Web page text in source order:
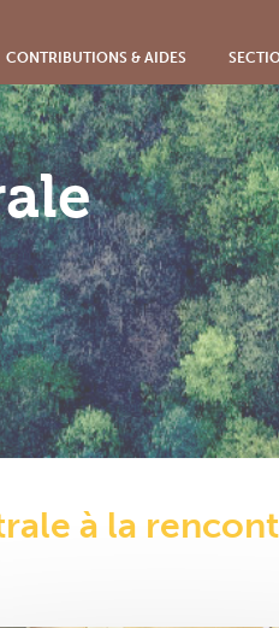
CONTRIBUTIONS & AIDES
à la